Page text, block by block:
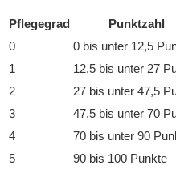
Pflegegrad
Punktzahl
0
0 bis unter 12,5
1
12,5 bis unter 27
2
27 bis unter 47,5
3
47,5 bis unter 70
4
70 bis unter 90
5
90 bis 100 Punkte